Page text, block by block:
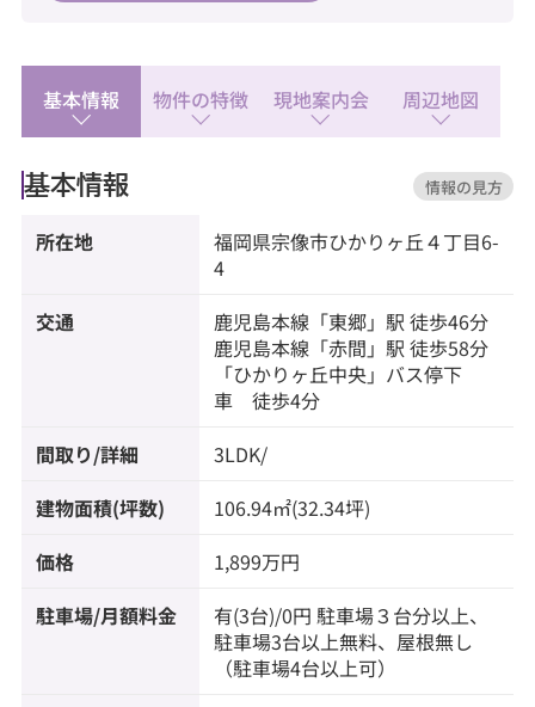
◆ゆめタウン宗像：徒歩56分
◆ルミエール 赤間店：徒歩33分
◆デイリーヤマザキ宗像ひかりケ丘店：徒歩13分
基本情報 物件の特徴 現地案内会 周辺地図
基本情報 情報の見方
所在地 福岡県宗像市ひかりヶ丘４丁目6-
4
交通 鹿児島本線 「東郷」駅 徒歩46分
鹿児島本線 「赤間 」駅 徒歩58分
「ひかりヶ丘中央」バス停下
車 徒歩4分
間取り/詳細 3LDK/
建物面積(坪数) 106.94㎡(32.34坪)
価格 1,899万円
駐車場/月額料金
有(3台)/0円 駐車場３台分以上、
駐車場3台以上無料、屋根無し
（駐車場4台以上可）